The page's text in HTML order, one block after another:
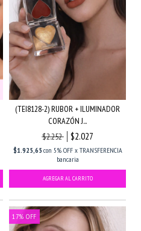
(TEI8128-2) RUBOR + ILUMINADOR
CORAZÓN J...
$2.252
$2.027
$1.925,65 con 5% OFF x TRANSFERENCIA
bancaria
17% OFF